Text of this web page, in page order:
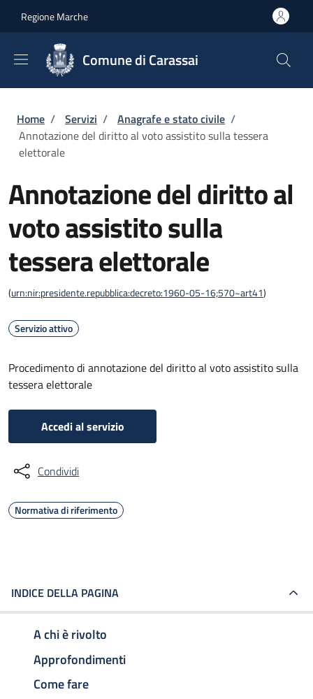
Regione Marche
Comune di Carassai
Briciole di pane
Home / Servizi / Anagrafe e stato civile /
Annotazione del diritto al voto assistito sulla tessera
elettorale
Annotazione del diritto al
voto assistito sulla
tessera elettorale
(urn:nir:presidente.repubblica:decreto:1960-05-16;570~art41)
Servizio attivo
Procedimento di annotazione del diritto al voto assistito sulla
tessera elettorale
Accedi al servizio
Condividi
Normativa di riferimento
INDICE DELLA PAGINA
A chi è rivolto
Approfondimenti
Come fare